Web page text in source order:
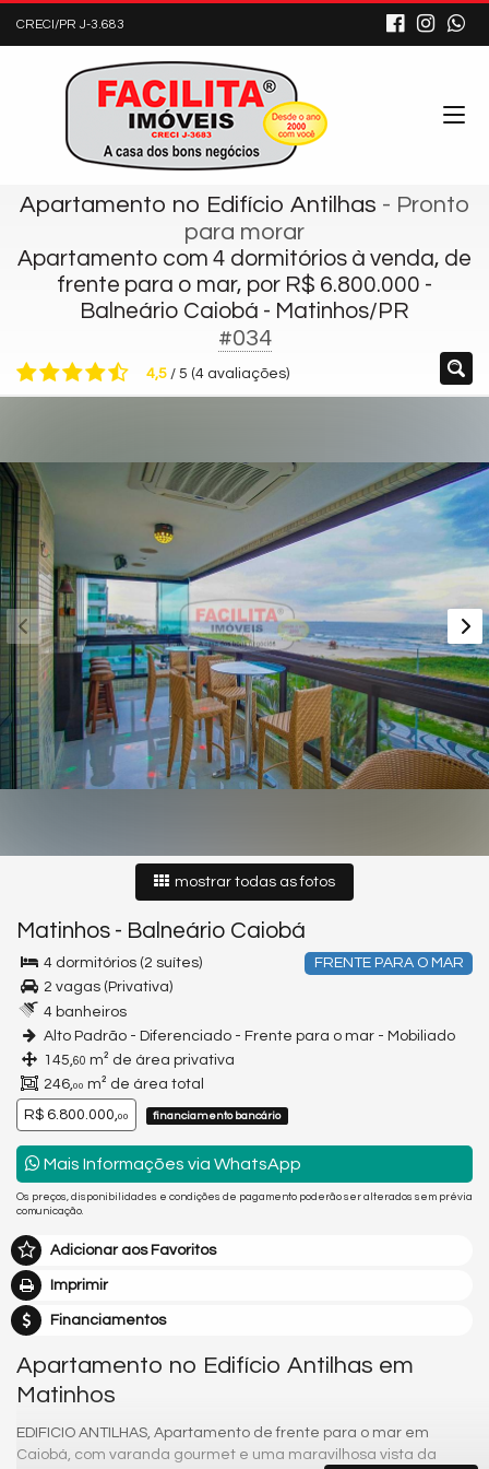
CRECI/PR J-3.683
Apartamento no Edifício Antilhas - Pronto
para morar
Apartamento com 4 dormitórios à venda, de
frente para o mar, por R$ 6.800.000 -
Balneário Caiobá - Matinhos/PR
#034
4,5 / 5 (4 avaliações)
mostrar todas as fotos
Matinhos - Balneário Caiobá
FRENTE PARA O MAR
4 dormitórios (2 suítes)
2 vagas (Privativa)
4 banheiros
Alto Padrão - Diferenciado - Frente para o mar - Mobiliado
145,60 m² de área privativa
246,00 m² de área total
R$ 6.800.000,00 financiamento bancário
Mais Informações via WhatsApp
Os preços, disponibilidades e condições de pagamento poderão ser alterados sem prévia
comunicação.
Adicionar aos Favoritos
Imprimir
Financiamentos
Apartamento no Edifício Antilhas em
Matinhos
EDIFICIO ANTILHAS, Apartamento de frente para o mar em
Caiobá, com varanda gourmet e uma maravilhosa vista da